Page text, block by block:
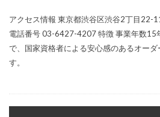
アクセス情報 東京都渋谷区渋谷2丁目22-
電話番号 03-6427-4207 特徴 事業年数15
で、国家資格者による安心感のあるオー
す。